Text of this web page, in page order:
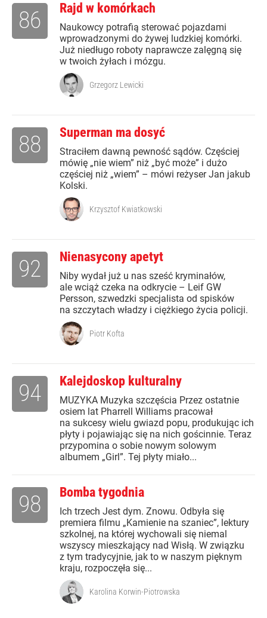
Rajd w komórkach
Naukowcy potrafią sterować pojazdami
wprowadzonymi do żywej ludzkiej komórki.
Już niedługo roboty naprawcze zalęgną się
w twoich żyłach i mózgu.
86
Grzegorz Lewicki
Superman ma dosyć
Straciłem dawną pewność sądów. Częściej
mówię „nie wiem” niż „być może” i dużo
częściej niż „wiem” – mówi reżyser Jan jakub
Kolski.
88
Krzysztof Kwiatkowski
Nienasycony apetyt
Niby wydał już u nas sześć kryminałów,
ale wciąż czeka na odkrycie – Leif GW
Persson, szwedzki specjalista od spisków
na szczytach władzy i ciężkiego życia policji.
92
Piotr Kofta
Kalejdoskop kulturalny
MUZYKA Muzyka szczęścia Przez ostatnie
osiem lat Pharrell Williams pracował
na sukcesy wielu gwiazd popu, produkując ich
płyty i pojawiając się na nich gościnnie. Teraz
przypomina o sobie nowym solowym
albumem „Girl”. Tej płyty miało...
94
Bomba tygodnia
Ich trzech Jest dym. Znowu. Odbyła się
premiera filmu „Kamienie na szaniec”, lektury
szkolnej, na której wychowali się niemal
wszyscy mieszkający nad Wisłą. W związku
z tym tradycyjnie, jak to w naszym pięknym
kraju, rozpoczęła się...
98
Karolina Korwin-Piotrowska